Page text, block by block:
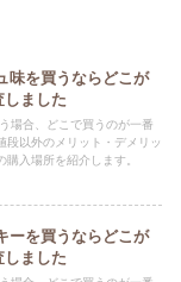
味を買うならどこが
しました
場合、どこで買うのが一番
段以外のメリット・デメリッ
購入場所を紹介します。
ーを買うならどこが
しました